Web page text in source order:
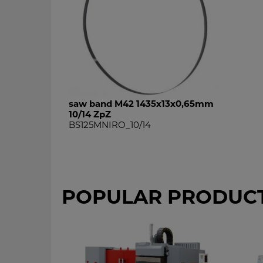
saw band M42 1435x13x0,65mm
10/14 ZpZ
BS125MNIRO_10/14
POPULAR